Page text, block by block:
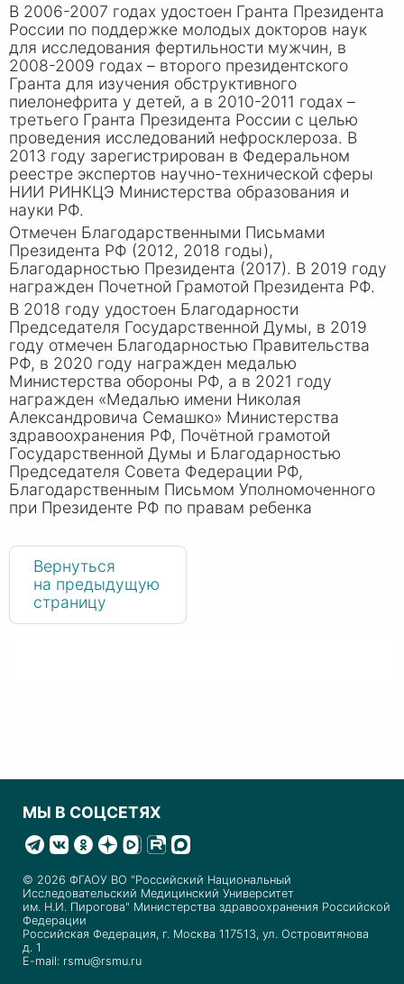
В 2006-2007 годах удостоен Гранта Президента
России по поддержке молодых докторов наук
для исследования фертильности мужчин, в
2008-2009 годах – второго президентского
Гранта для изучения обструктивного
пиелонефрита у детей, а в 2010-2011 годах –
третьего Гранта Президента России с целью
проведения исследований нефросклероза. В
2013 году зарегистрирован в Федеральном
реестре экспертов научно-технической сферы
НИИ РИНКЦЭ Министерства образования и
науки РФ.
Отмечен Благодарственными Письмами
Президента РФ (2012, 2018 годы),
Благодарностью Президента (2017). В 2019 году
награжден Почетной Грамотой Президента РФ.
В 2018 году удостоен Благодарности
Председателя Государственной Думы, в 2019
году отмечен Благодарностью Правительства
РФ, в 2020 году награжден медалью
Министерства обороны РФ, а в 2021 году
награжден «Медалью имени Николая
Александровича Семашко» Министерства
здравоохранения РФ, Почётной грамотой
Государственной Думы и Благодарностью
Председателя Совета Федерации РФ,
Благодарственным Письмом Уполномоченного
при Президенте РФ по правам ребенка
Вернуться
на предыдущую
страницу
МЫ В СОЦСЕТЯХ
© 2026 ФГАОУ ВО "Российский Национальный
Исследовательский Медицинский Университет
им. Н.И. Пирогова" Министерства здравоохранения Российской
Федерации
Российская Федерация, г. Москва 117513, ул. Островитянова
д. 1
E-mail: rsmu@rsmu.ru